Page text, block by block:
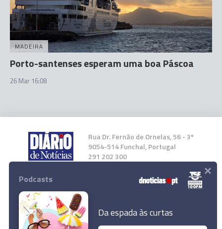
MADEIRA
Porto-santenses esperam uma boa Páscoa
26 Mar 16:08
Rua Dr. Fernão de Ornelas, 56 - 3º
9054-514 Funchal, Portugal
291 202 300
Instale a nossa App
Podcasts
Da espada às curtas
×